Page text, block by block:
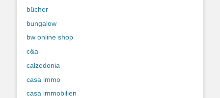
bücher
bungalow
bw online shop
c&a
calzedonia
casa immo
casa immobilien